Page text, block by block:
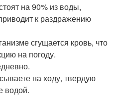
на 90% из воды,
к раздражению
сгущается кровь, что
на погоду.
на ходу, твердую
водой.